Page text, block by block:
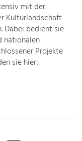
mit der
Kulturlandschaft
Dabei bedient sie
nationalen
Projekte
sie hier: